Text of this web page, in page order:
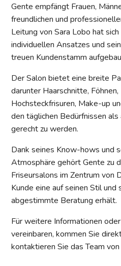
Gente empfängt Frauen,
freundlichen und
Leitung von Sara Lobo hat
individuellen Ansatzes und
treuen Kundenstamm
Der Salon bietet eine breite
darunter Haarschnitte, Föhnen,
Hochsteckfrisuren, Make-up
den täglichen Bedürfnissen
gerecht zu werden.
Dank seines Know-hows und
Atmosphäre gehört Gente zu
Friseursalons im Zentrum von
Kunde eine auf seinen Stil und
abgestimmte Beratung erhält.
Für weitere Informationen
vereinbaren, kommen Sie
kontaktieren Sie das Team